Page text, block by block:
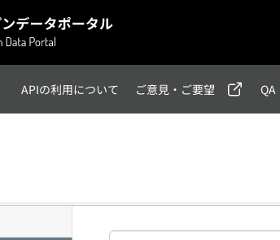
APIの利用について ご意見・ご要望 QA